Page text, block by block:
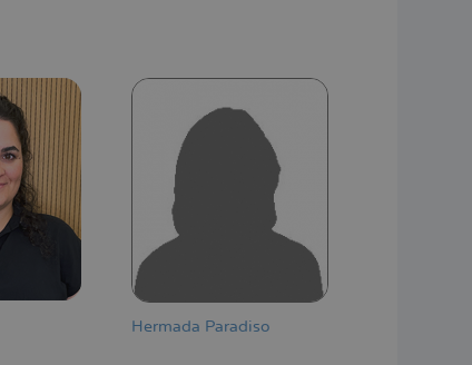
Hermada Paradiso